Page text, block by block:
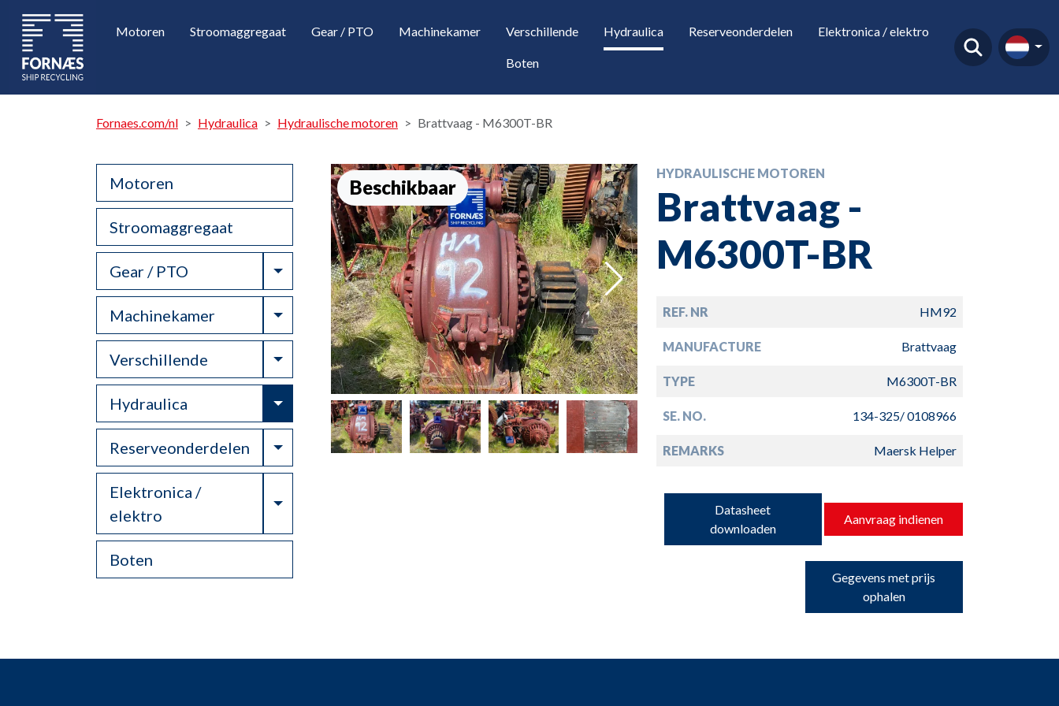
Motoren Stroomaggregaat Gear / PTO Machinekamer Verschillende Hydraulica Reserveonderdelen Elektronica / elektro
Boten
Fornaes.com/nl Hydraulica Hydraulische motoren Brattvaag - M6300T-BR
Motoren
Stroomaggregaat
Gear / PTO Toggle Dropdown
Machinekamer Toggle Dropdown
Verschillende Toggle Dropdown
Hydraulica Toggle Dropdown
Reserveonderdelen Toggle Dropdown
Elektronica /
elektro
Toggle Dropdown
Boten
Beschikbaar
HYDRAULISCHE MOTOREN
Brattvaag -
M6300T-BR
REF. NR HM92
MANUFACTURE Brattvaag
TYPE M6300T-BR
SE. NO. 134-325/ 0108966
REMARKS Maersk Helper
Datasheet
downloaden
Aanvraag indienen
Gegevens met prijs
ophalen